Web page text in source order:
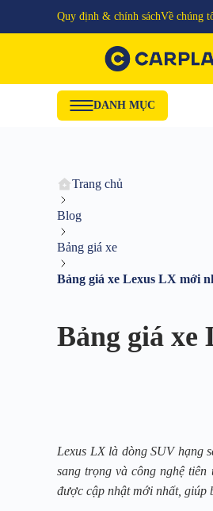
Quy định & chính sáchVề chúng
DANH MỤC
Trang chủ
Blog
Bảng giá xe
Bảng giá xe Lexus LX mới
Bảng giá xe
Lexus LX là dòng SUV hạng
sang trọng và công nghệ
được cập nhật mới nhất, giúp